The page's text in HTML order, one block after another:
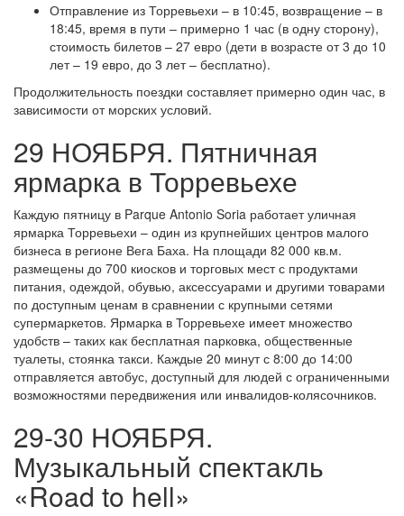
Отправление из Торревьехи – в 10:45, возвращение – в
18:45, время в пути – примерно 1 час (в одну сторону),
стоимость билетов – 27 евро (дети в возрасте от 3 до 10
лет – 19 евро, до 3 лет – бесплатно).
Продолжительность поездки составляет примерно один час, в
зависимости от морских условий.
29 НОЯБРЯ. Пятничная
ярмарка в Торревьехе
Каждую пятницу в Parque Antonio Soria работает уличная
ярмарка Торревьехи – один из крупнейших центров малого
бизнеса в регионе Вега Баха. На площади 82 000 кв.м.
размещены до 700 киосков и торговых мест с продуктами
питания, одеждой, обувью, аксессуарами и другими товарами
по доступным ценам в сравнении с крупными сетями
супермаркетов. Ярмарка в Торревьехе имеет множество
удобств – таких как бесплатная парковка, общественные
туалеты, стоянка такси. Каждые 20 минут с 8:00 до 14:00
отправляется автобус, доступный для людей с ограниченными
возможностями передвижения или инвалидов-колясочников.
29-30 НОЯБРЯ.
Музыкальный спектакль
«Road to hell»